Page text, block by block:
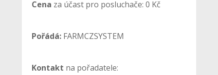
Cena za účast pro posluchače: 0 Kč
Pořádá:FARMCZSYSTEM
Kontakt na pořadatele: